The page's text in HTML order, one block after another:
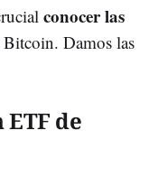
conocer las
Damos las
de